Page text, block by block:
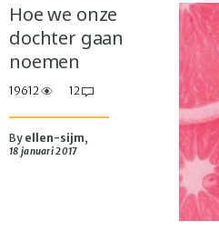
Hoe we onze
dochter gaan
noemen
19612 12
By ellen-sijm,
18 januari 2017